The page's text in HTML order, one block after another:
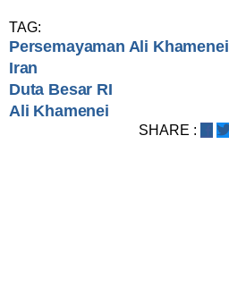
TAG:
Persemayaman Ali Khamenei
Iran
Duta Besar RI
Ali Khamenei
SHARE :